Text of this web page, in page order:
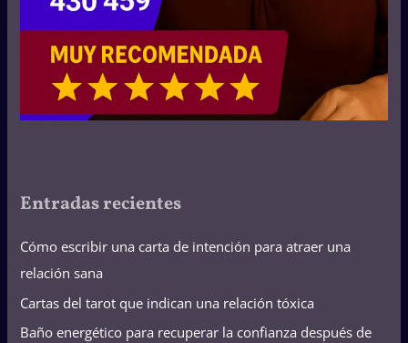
Entradas recientes
Cómo escribir una carta de intención para atraer una
relación sana
Cartas del tarot que indican una relación tóxica
Baño energético para recuperar la confianza después de